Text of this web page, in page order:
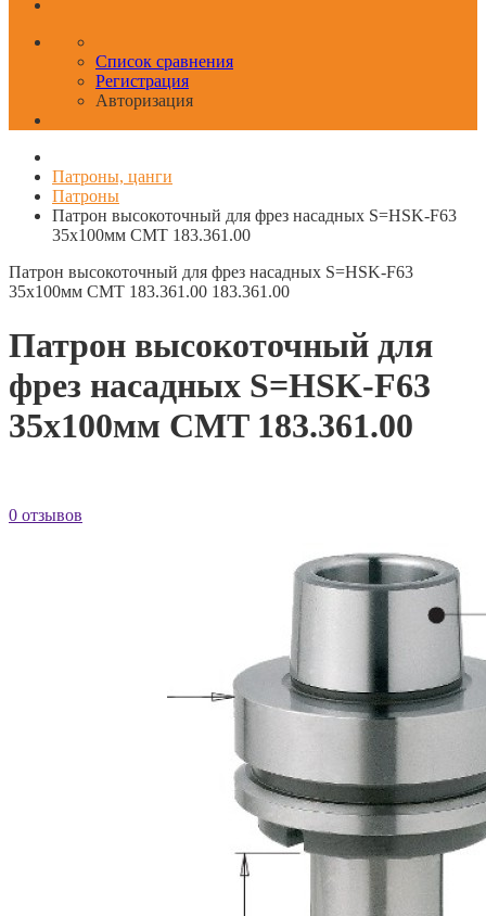
Список сравнения
Регистрация
Авторизация
Патроны, цанги
Патроны
Патрон высокоточный для фрез насадных S=HSK-F63
35x100мм CMT 183.361.00
Патрон высокоточный для фрез насадных S=HSK-F63
35x100мм CMT 183.361.00 183.361.00
Патрон высокоточный для
фрез насадных S=HSK-F63
35x100мм CMT 183.361.00
0 отзывов